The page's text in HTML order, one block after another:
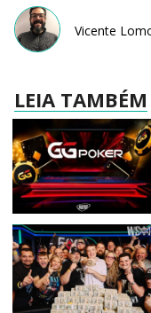
Vicente
LEIA TAMBÉM